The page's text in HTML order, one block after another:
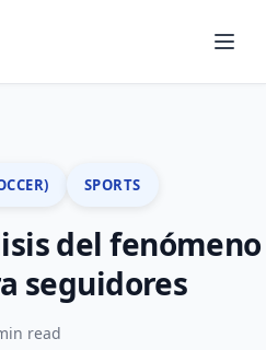
SPORTS
del fenómeno
seguidores
read